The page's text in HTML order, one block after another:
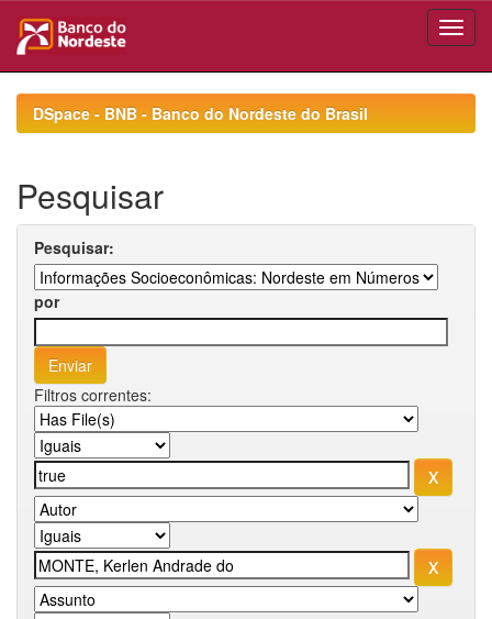
navigationDSpace - BNB - Banco do Nordeste do Brasil
Pesquisar
Pesquisar:
por
Filtros correntes: